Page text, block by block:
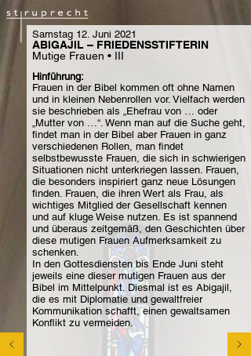
Samstag 12. Juni 2021
ABIGAJIL – FRIEDENSSTIFTERIN
Mutige Frauen • III
Hinführung:
Frauen in der Bibel kommen oft ohne Namen
und in kleinen Nebenrollen vor. Vielfach werden
sie beschrieben als „Ehefrau von … oder
„Mutter von …“. Wenn man auf die Suche geht,
findet man in der Bibel aber Frauen in ganz
verschiedenen Rollen, man findet
selbstbewusste Frauen, die sich in schwierigen
Situationen nicht unterkriegen lassen. Frauen,
die besonders inspiriert ganz neue Lösungen
finden. Frauen, die ihren Wert als Frau, als
wichtiges Mitglied der Gesellschaft kennen
und auf kluge Weise nutzen. Es ist spannend
und überaus zeitgemäß, den Geschichten über
diese mutigen Frauen Aufmerksamkeit zu
schenken.
In den Gottesdiensten bis Ende Juni steht
jeweils eine dieser mutigen Frauen aus der
Bibel im Mittelpunkt. Diesmal ist es Abigajil,
die es mit Diplomatie und gewaltfreier
Kommunikation schafft, einen gewaltsamen
Konflikt zu vermeiden.